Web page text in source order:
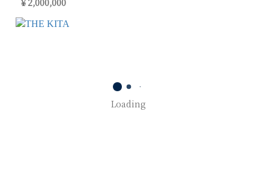
Loading